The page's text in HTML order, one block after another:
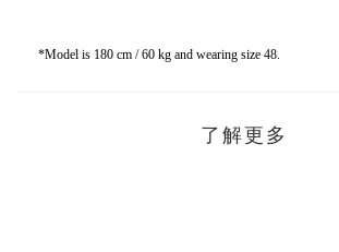
*Model is 180 cm / 60 kg and wearing size 48.
了解更多